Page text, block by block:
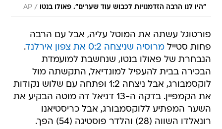
"היו לנו הרבה הזדמנויות לכבוש עוד שערים". פאולו בנטו /
AP
פורטוגל עשתה את המוטל עליה, אבל עם הרבה
פחות סטיילמרוסיה שניצחה 0:2 את צפון אירלנד
.
הנבחרת של פאולו בנטו, שנחשבת למועמדת
הבכירה בבית להעפיל למונדיאל, התקשתה מול
לוקסמבורג, אבל ניצחה 1:2 ופתחה עם שלוש נקודות
את הקמפיין. בדקה ה-13 דניאל דה מוטה הבקיע את
השער המפתיע ללוקסמבורג, אבל כריסטיאנו
רונאלדו השווה (28) והלדר פוסטיגה (54) הפך.